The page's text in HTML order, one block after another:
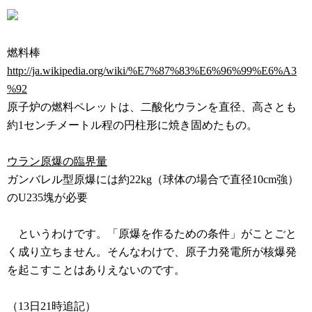
燃料棒
http://ja.wikipedia.org/wiki/%E7%87%83%E6%96%99%E6%A3
%92
原子炉の燃料ペレットは、二酸化ウランを直径、高さとも
約1センチメートル程の円柱形に焼き固めたもの。
ウラン原爆の臨界量
ガンバレル型原爆には約22kg（球体の場合で直径10cm強）
のU235塊が必要
というわけです。「原爆を作るための条件」がことごと
く成り立ちません。そんなわけで、原子力発電所が核爆発
を起こすことはありえないのです。
（13日21時追記）